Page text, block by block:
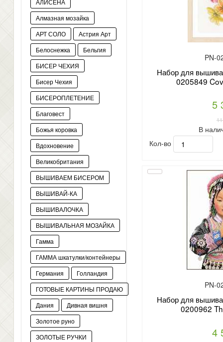
АЛИСЕНА
Алмазная мозайка
АРТ СОЛО
Астрия Арт
Белоснежка
Бельгия
БИСЕР ЧЕХИЯ
Бисер Чехия
БИСЕРОПЛЕТЕНИЕ
Благовест
Божья коровка
Вдохновение
Великобритания
ВЫШИВАЕМ БИСЕРОМ
ВЫШИВАЙ-КА
ВЫШИВАЛОЧКА
ВЫШИВАЛЬНАЯ МОЗАЙКА
Гамма
ГАММА шкатулки/контейнеры
Германия
Голландия
ГОТОВЫЕ КАРТИНЫ ПРОДАЮ
Дания
Дивная вишня
Золотое руно
ЗОЛОТЫЕ РУЧКИ
PN-
Набор для
0205849
5
В
Кол-во
PN-
Набор для
0200962
4